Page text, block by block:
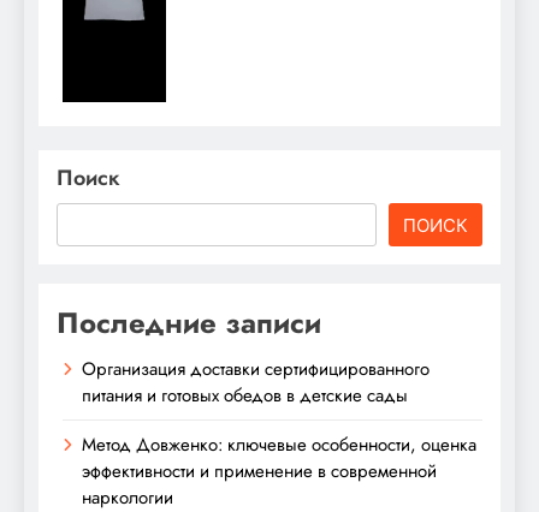
Поиск
ПОИСК
Последние записи
Организация доставки сертифицированного
питания и готовых обедов в детские сады
Метод Довженко: ключевые особенности, оценка
эффективности и применение в современной
наркологии